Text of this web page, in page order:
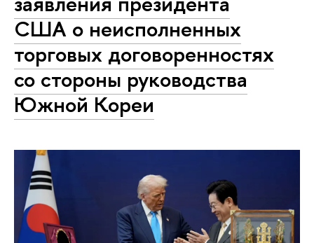
США о неисполненных
торговых договоренностях
со стороны руководства
Южной Кореи